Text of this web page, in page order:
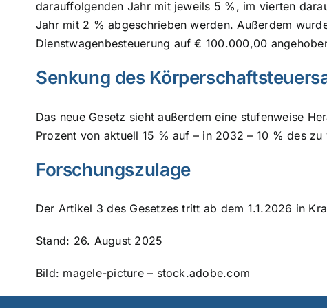
darauffolgenden Jahr mit jeweils 5 %, im vierten
Jahr mit 2 % abgeschrieben werden. Außerdem
Dienstwagenbesteuerung auf € 100.000,00
Senkung des
Das neue Gesetz sieht außerdem eine stufenweise
Prozent von aktuell 15 % auf – in 2032 – 10 % des
Forschungszulage
Der Artikel 3 des Gesetzes tritt ab dem 1.1.2026 in
Stand: 26. August 2025
Bild: magele-picture – stock.adobe.com